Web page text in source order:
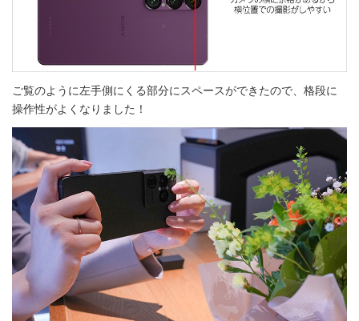
ご覧のように左手側にくる部分にスペースができたので、格段に
操作性がよくなりました！